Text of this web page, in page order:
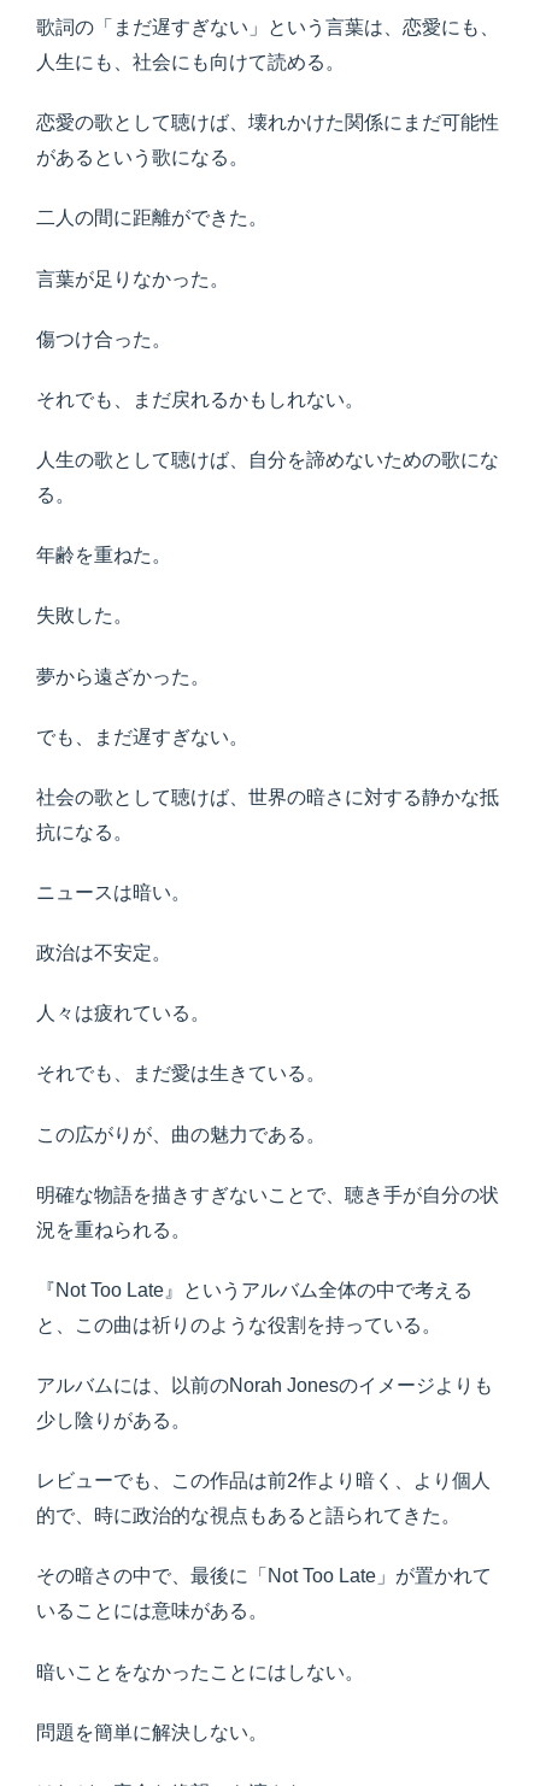
歌詞の「まだ遅すぎない」という言葉は、恋愛にも、
人生にも、社会にも向けて読める。
恋愛の歌として聴けば、壊れかけた関係にまだ可能性
があるという歌になる。
二人の間に距離ができた。
言葉が足りなかった。
傷つけ合った。
それでも、まだ戻れるかもしれない。
人生の歌として聴けば、自分を諦めないための歌にな
る。
年齢を重ねた。
失敗した。
夢から遠ざかった。
でも、まだ遅すぎない。
社会の歌として聴けば、世界の暗さに対する静かな抵
抗になる。
ニュースは暗い。
政治は不安定。
人々は疲れている。
それでも、まだ愛は生きている。
この広がりが、曲の魅力である。
明確な物語を描きすぎないことで、聴き手が自分の状
況を重ねられる。
『Not Too Late』というアルバム全体の中で考える
と、この曲は祈りのような役割を持っている。
アルバムには、以前のNorah Jonesのイメージよりも
少し陰りがある。
レビューでも、この作品は前2作より暗く、より個人
的で、時に政治的な視点もあると語られてきた。
その暗さの中で、最後に「Not Too Late」が置かれて
いることには意味がある。
暗いことをなかったことにはしない。
問題を簡単に解決しない。